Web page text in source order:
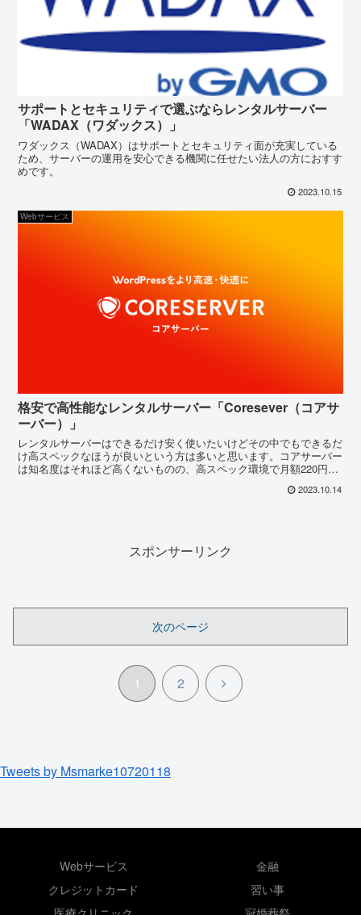
サポートとセキュリティで選ぶならレンタルサーバー
「WADAX（ワダックス）」
ワダックス（WADAX）はサポートとセキュリティ面が充実している
ため、サーバーの運用を安心できる機関に任せたい法人の方におすす
めです。
2023.10.15
Webサービス
格安で高性能なレンタルサーバー「Coresever（コアサ
ーバー）」
レンタルサーバーはできるだけ安く使いたいけどその中でもできるだ
け高スペックなほうが良いという方は多いと思います。コアサーバー
は知名度はそれほど高くないものの、高スペック環境で月額220円〜
2023.10.14
スポンサーリンク
次のページ
1 2
次
Tweets by Msmarke10720118
Webサービス
金融
クレジットカード
習い事